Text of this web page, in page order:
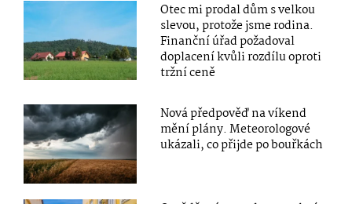
Otec mi prodal dům s velkou
slevou, protože jsme rodina.
Finanční úřad požadoval
doplacení kvůli rozdílu oproti
tržní ceně
Nová předpověď na víkend
mění plány. Meteorologové
ukázali, co přijde po bouřkách